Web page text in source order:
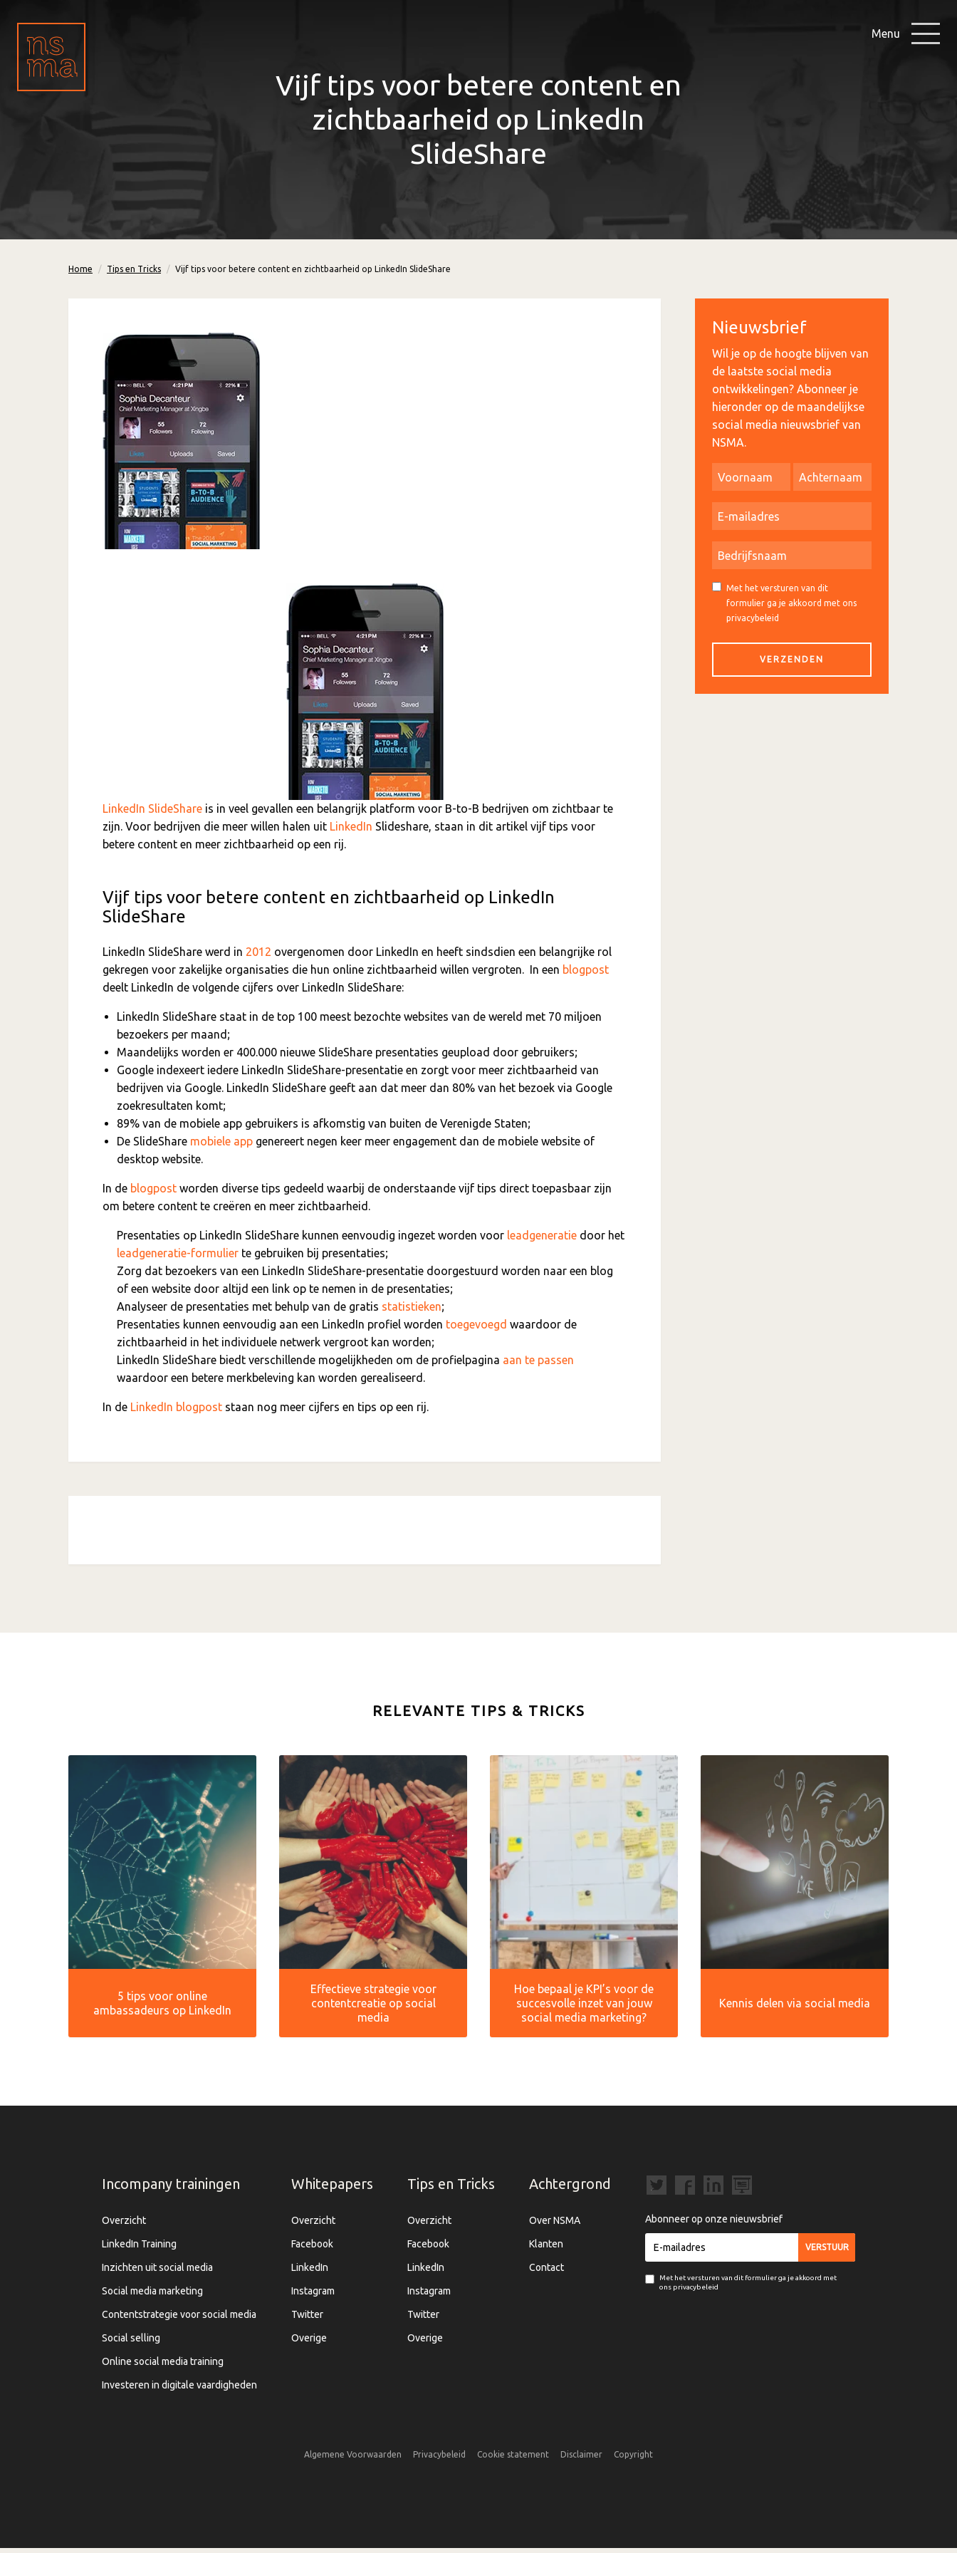
Menu
Vijf tips voor betere content en
zichtbaarheid op LinkedIn
SlideShare
Home Tips en Tricks Vijf tips voor betere content en zichtbaarheid op LinkedIn SlideShare
LinkedIn SlideShare is in veel gevallen een belangrijk platform voor B-to-B bedrijven om zichtbaar te
zijn. Voor bedrijven die meer willen halen uit LinkedIn Slideshare, staan in dit artikel vijf tips voor
betere content en meer zichtbaarheid op een rij.
Vijf tips voor betere content en zichtbaarheid op LinkedIn
SlideShare
LinkedIn SlideShare werd in 2012 overgenomen door LinkedIn en heeft sindsdien een belangrijke rol
gekregen voor zakelijke organisaties die hun online zichtbaarheid willen vergroten. In een blogpost
deelt LinkedIn de volgende cijfers over LinkedIn SlideShare:
LinkedIn SlideShare staat in de top 100 meest bezochte websites van de wereld met 70 miljoen
bezoekers per maand;
Maandelijks worden er 400.000 nieuwe SlideShare presentaties geupload door gebruikers;
Google indexeert iedere LinkedIn SlideShare-presentatie en zorgt voor meer zichtbaarheid van
bedrijven via Google. LinkedIn SlideShare geeft aan dat meer dan 80% van het bezoek via Google
zoekresultaten komt;
89% van de mobiele app gebruikers is afkomstig van buiten de Verenigde Staten;
De SlideShare mobiele app genereert negen keer meer engagement dan de mobiele website of
desktop website.
In de blogpost worden diverse tips gedeeld waarbij de onderstaande vijf tips direct toepasbaar zijn
om betere content te creëren en meer zichtbaarheid.
Presentaties op LinkedIn SlideShare kunnen eenvoudig ingezet worden voor leadgeneratie door het
leadgeneratie-formulier te gebruiken bij presentaties;
Zorg dat bezoekers van een LinkedIn SlideShare-presentatie doorgestuurd worden naar een blog
of een website door altijd een link op te nemen in de presentaties;
Analyseer de presentaties met behulp van de gratis statistieken;
Presentaties kunnen eenvoudig aan een LinkedIn profiel worden toegevoegd waardoor de
zichtbaarheid in het individuele netwerk vergroot kan worden;
LinkedIn SlideShare biedt verschillende mogelijkheden om de profielpagina aan te passen
waardoor een betere merkbeleving kan worden gerealiseerd.
In de LinkedIn blogpost staan nog meer cijfers en tips op een rij.
Nieuwsbrief
Wil je op de hoogte blijven van
de laatste social media
ontwikkelingen? Abonneer je
hieronder op de maandelijkse
social media nieuwsbrief van
NSMA.
Met het versturen van dit
formulier ga je akkoord met ons
privacybeleid
RELEVANTE TIPS & TRICKS
5 tips voor online
ambassadeurs op LinkedIn
Effectieve strategie voor
contentcreatie op social
media
Hoe bepaal je KPI’s voor de
succesvolle inzet van jouw
social media marketing?
Kennis delen via social media
Incompany trainingen
Overzicht
LinkedIn Training
Inzichten uit social media
Social media marketing
Contentstrategie voor social media
Social selling
Online social media training
Investeren in digitale vaardigheden
Whitepapers
Overzicht
Facebook
LinkedIn
Instagram
Twitter
Overige
Tips en Tricks
Overzicht
Facebook
LinkedIn
Instagram
Twitter
Overige
Achtergrond
Over NSMA
Klanten
Contact
Abonneer op onze nieuwsbrief
Met het versturen van dit formulier ga je akkoord met
ons privacybeleid
Algemene Voorwaarden Privacybeleid Cookie statement Disclaimer Copyright